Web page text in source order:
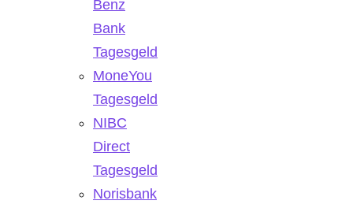
Benz
Bank
Tagesgeld
MoneYou
Tagesgeld
NIBC
Direct
Tagesgeld
Norisbank